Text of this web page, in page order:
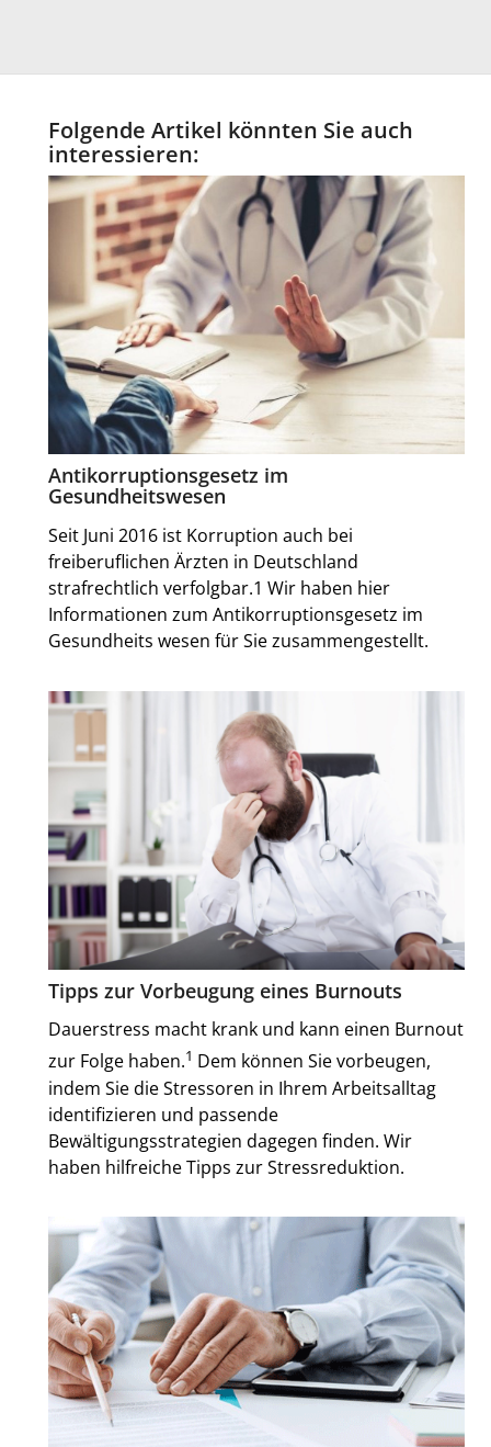
Folgende Artikel könnten Sie auch
interessieren:
Antikorruptionsgesetz im
Gesundheitswesen
Seit Juni 2016 ist Korruption auch bei
freiberuflichen Ärzten in Deutschland
strafrechtlich verfolgbar.1 Wir haben hier
Informationen zum Antikorruptionsgesetz im
Gesundheits­ wesen für Sie zusammengestellt.
Tipps zur Vorbeugung eines Burnouts
Dauerstress macht krank und kann einen Burnout
zur Folge haben.1 Dem können Sie vorbeugen,
indem Sie die Stressoren in Ihrem Arbeitsalltag
identifizieren und passende
Bewältigungsstrategien dagegen finden. Wir
haben hilfreiche Tipps zur Stressreduktion.